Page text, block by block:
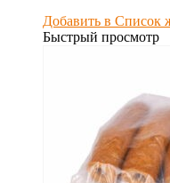
Добавить в Список
Быстрый просмотр